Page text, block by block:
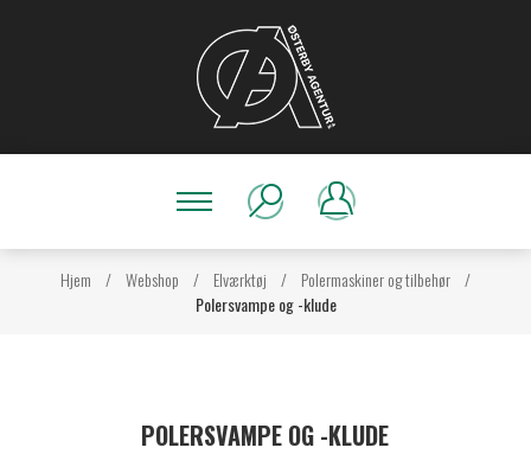
Hjem / Webshop / Elværktøj / Polermaskiner og tilbehør /
Polersvampe og -klude
POLERSVAMPE OG -KLUDE